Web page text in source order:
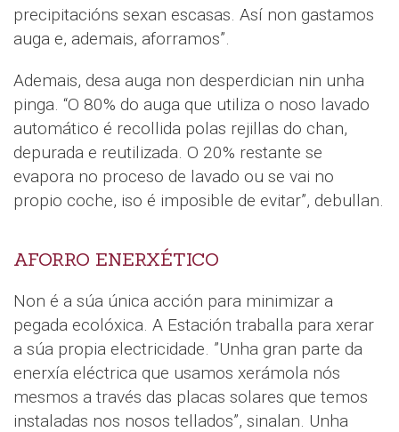
precipitacións sexan escasas. Así non gastamos
auga e, ademais, aforramos”.
Ademais, desa auga non desperdician nin unha
pinga. “O 80% do auga que utiliza o noso lavado
automático é recollida polas rejillas do chan,
depurada e reutilizada. O 20% restante se
evapora no proceso de lavado ou se vai no
propio coche, iso é imposible de evitar”, debullan.
AFORRO ENERXÉTICO
Non é a súa única acción para minimizar a
pegada ecolóxica. A Estación traballa para xerar
a súa propia electricidade. ”Unha gran parte da
enerxía eléctrica que usamos xerámola nós
mesmos a través das placas solares que temos
instaladas nos nosos tellados”, sinalan. Unha